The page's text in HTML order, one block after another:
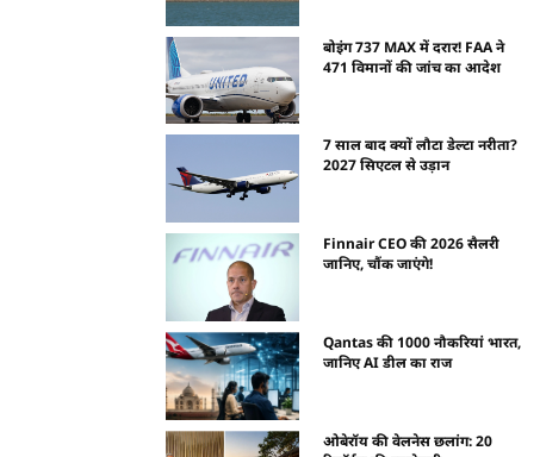
बोइंग 737 MAX में दरार! FAA ने
471 विमानों की जांच का आदेश
7 साल बाद क्यों लौटा डेल्टा नरीता?
2027 सिएटल से उड़ान
Finnair CEO की 2026 सैलरी
जानिए, चौंक जाएंगे!
Qantas की 1000 नौकरियां भारत,
जानिए AI डील का राज
ओबेरॉय की वेलनेस छलांग: 20